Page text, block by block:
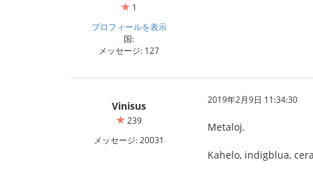
1
プロフィールを表示
国:
メッセージ: 127
Vinisus
239
メッセージ: 20031
2019年2月9日 11:34:30
Metaloj.
Kahelo, indigblua,